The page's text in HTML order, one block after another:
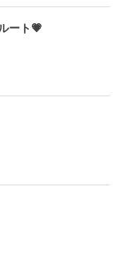
ート💗